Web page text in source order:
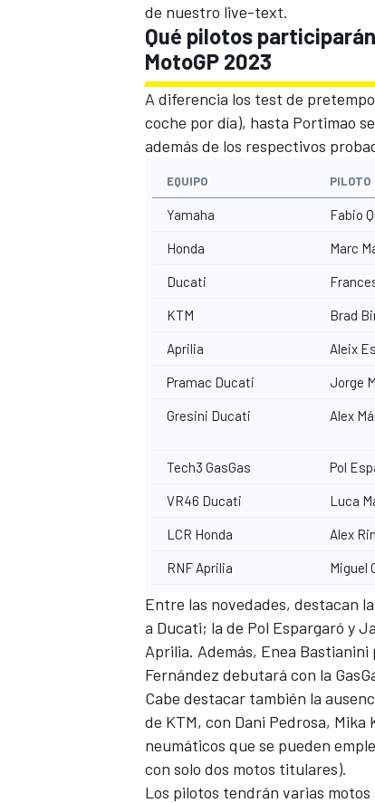
de nuestro live-text.
Qué pilotos
MotoGP 2023
A diferencia los test de
coche por día), hasta Portimao
además de los respectivos
EQUIPO PILOTO
Yamaha Fabio
Honda Marc
Ducati
KTM Brad
Aprilia Aleix
Pramac Ducati Jorge
Gresini Ducati Alex
Tech3 GasGas Pol
VR46 Ducati Luca
LCR Honda Alex
RNF Aprilia Miguel
Entre las novedades, destacan
a Ducati; la de Pol Espargaró y
Aprilia. Además, Enea
Fernández debutará con la
Cabe destacar también la
de KTM, con Dani Pedrosa,
neumáticos que se pueden
con solo dos motos titulares).
Los pilotos tendrán varias